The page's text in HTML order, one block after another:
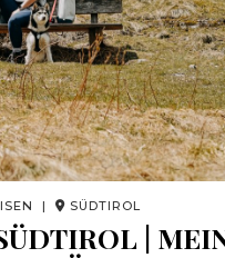
| SÜDTIROL
|